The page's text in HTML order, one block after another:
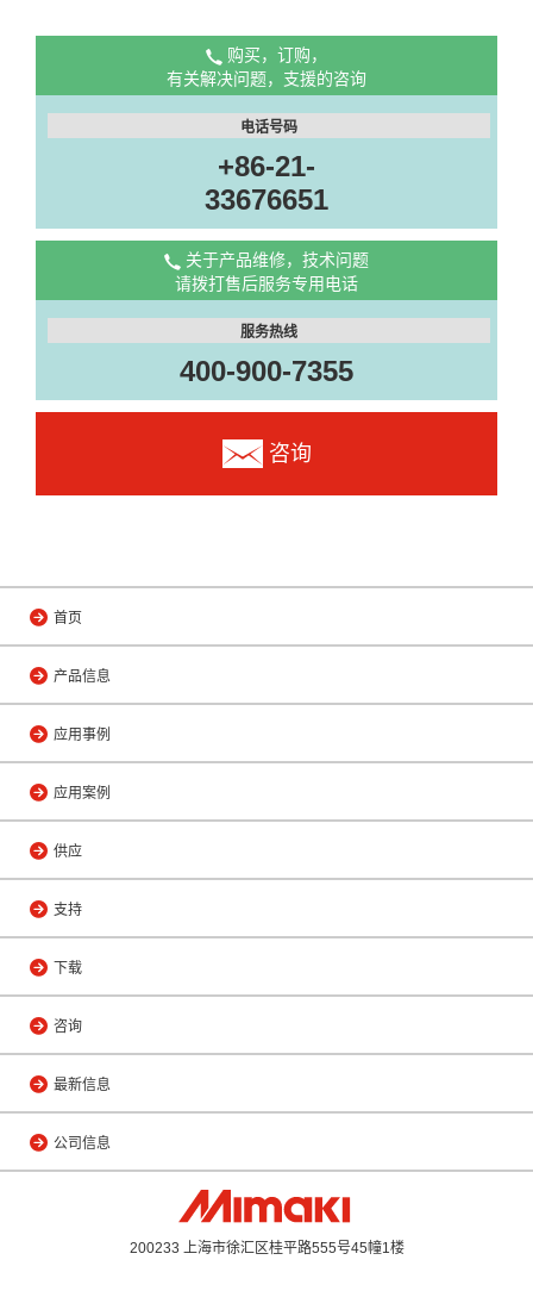
购买，订购，
有关解决问题，支援的咨询
电话号码
+86-21-
33676651
关于产品维修，技术问题
请拨打售后服务专用电话
服务热线
400-900-7355
咨询
首页
产品信息
应用事例
应用案例
供应
支持
下载
咨询
最新信息
公司信息
200233 上海市徐汇区桂平路555号45幢1楼